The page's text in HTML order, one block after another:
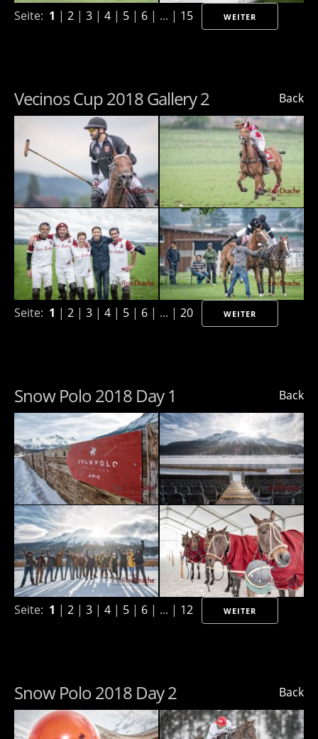
Seite: 1 | 2 | 3 | 4 | 5 | 6 | ... | 15 WEITER
Back
Vecinos Cup 2018 Gallery 2
Seite: 1 | 2 | 3 | 4 | 5 | 6 | ... | 20 WEITER
Back
Snow Polo 2018 Day 1
Seite: 1 | 2 | 3 | 4 | 5 | 6 | ... | 12 WEITER
Back
Snow Polo 2018 Day 2